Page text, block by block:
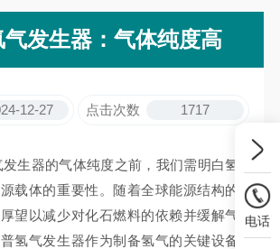
技术文章
联系我们
发生器：气体纯度高
12-27 点击次数 1717
器的气体纯度之前，我们需明白氢气
载体的重要性。随着全球能源结构的转
望以减少对化石燃料的依赖并缓解气候
氢气发生器作为制备氢气的关键设备，
电话